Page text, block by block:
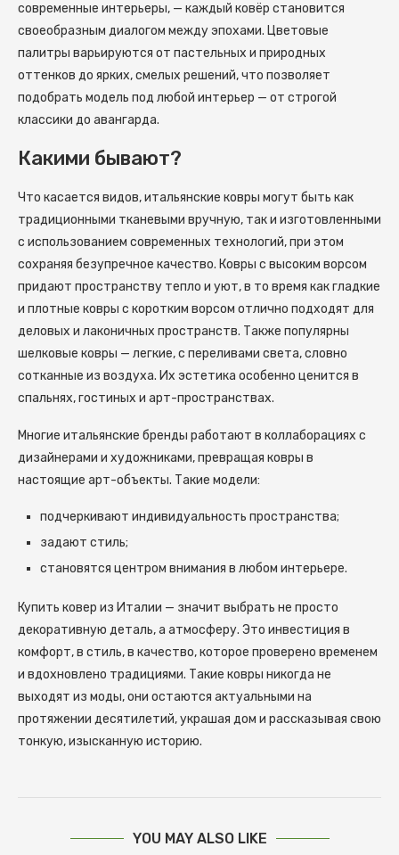
современные интерьеры, — каждый ковёр становится
своеобразным диалогом между эпохами. Цветовые
палитры варьируются от пастельных и природных
оттенков до ярких, смелых решений, что позволяет
подобрать модель под любой интерьер — от строгой
классики до авангарда.
Какими бывают?
Что касается видов, итальянские ковры могут быть как
традиционными тканевыми вручную, так и изготовленными
с использованием современных технологий, при этом
сохраняя безупречное качество. Ковры с высоким ворсом
придают пространству тепло и уют, в то время как гладкие
и плотные ковры с коротким ворсом отлично подходят для
деловых и лаконичных пространств. Также популярны
шелковые ковры — легкие, с переливами света, словно
сотканные из воздуха. Их эстетика особенно ценится в
спальнях, гостиных и арт-пространствах.
Многие итальянские бренды работают в коллаборациях с
дизайнерами и художниками, превращая ковры в
настоящие арт-объекты. Такие модели:
подчеркивают индивидуальность пространства;
задают стиль;
становятся центром внимания в любом интерьере.
Купить ковер из Италии — значит выбрать не просто
декоративную деталь, а атмосферу. Это инвестиция в
комфорт, в стиль, в качество, которое проверено временем
и вдохновлено традициями. Такие ковры никогда не
выходят из моды, они остаются актуальными на
протяжении десятилетий, украшая дом и рассказывая свою
тонкую, изысканную историю.
YOU MAY ALSO LIKE